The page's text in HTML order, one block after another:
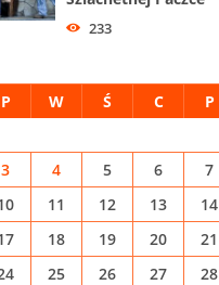
233
P W Ś C P
3
4 5 6 7
11 12 13 14
18 19 20 21
25 26 27 28